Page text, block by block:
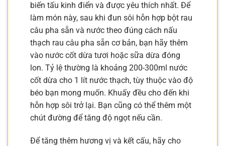
biến tấu kinh điển và được yêu thích nhất. Để
làm món này, sau khi đun sôi hỗn hợp bột rau
câu pha sẵn và nước theo đúng cách nấu
thạch rau câu pha sẵn cơ bản, bạn hãy thêm
vào nước cốt dừa tươi hoặc sữa dừa đóng
lon. Tỷ lệ thường là khoảng 200-300ml nước
cốt dừa cho 1 lít nước thạch, tùy thuộc vào độ
béo bạn mong muốn. Khuấy đều cho đến khi
hỗn hợp sôi trở lại. Bạn cũng có thể thêm một
chút đường để tăng độ ngọt nếu cần.
Để tăng thêm hương vị và kết cấu, hãy cho